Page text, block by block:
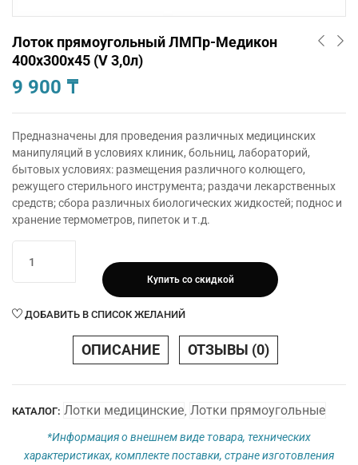
Лоток прямоугольный ЛМПр-Медикон
400х300х45 (V 3,0л)
9 900 ₸
Предназначены для проведения различных медицинских
манипуляций в условиях клиник, больниц, лабораторий,
бытовых условиях: размещения различного колющего,
режущего стерильного инструмента; раздачи лекарственных
средств; сбора различных биологических жидкостей; поднос и
хранение термометров, пипеток и т.д.
товара
Лоток
ЛМПр-
Купить со скидкой
ДОБАВИТЬ В СПИСОК ЖЕЛАНИЙ
ОПИСАНИЕ ОТЗЫВЫ (0)
КАТАЛОГ: Лотки медицинские, Лотки прямоугольные
*Информация о внешнем виде товара, технических
характеристиках, комплекте поставки, стране изготовления